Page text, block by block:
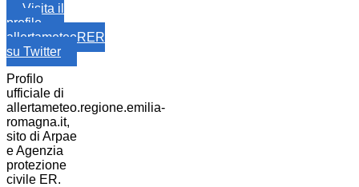
Visita il
profilo
allertameteoRER
su Twitter
Profilo
ufficiale di
allertameteo.regione.emilia-
romagna.it,
sito di Arpae
e Agenzia
protezione
civile ER.